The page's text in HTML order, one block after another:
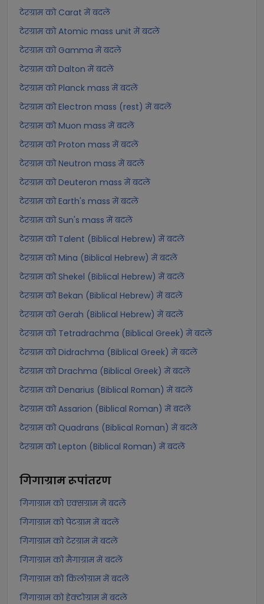
टेरग्राम को Carat में बदलें
टेरग्राम को Atomic mass unit में बदलें
टेरग्राम को Gamma में बदलें
टेरग्राम को Dalton में बदलें
टेरग्राम को Planck mass में बदलें
टेरग्राम को Electron mass (rest) में बदलें
टेरग्राम को Muon mass में बदलें
टेरग्राम को Proton mass में बदलें
टेरग्राम को Neutron mass में बदलें
टेरग्राम को Deuteron mass में बदलें
टेरग्राम को Earth's mass में बदलें
टेरग्राम को Sun's mass में बदलें
टेरग्राम को Talent (Biblical Hebrew) में बदलें
टेरग्राम को Mina (Biblical Hebrew) में बदलें
टेरग्राम को Shekel (Biblical Hebrew) में बदलें
टेरग्राम को Bekan (Biblical Hebrew) में बदलें
टेरग्राम को Gerah (Biblical Hebrew) में बदलें
टेरग्राम को Tetradrachma (Biblical Greek) में बदलें
टेरग्राम को Didrachma (Biblical Greek) में बदलें
टेरग्राम को Drachma (Biblical Greek) में बदलें
टेरग्राम को Denarius (Biblical Roman) में बदलें
टेरग्राम को Assarion (Biblical Roman) में बदलें
टेरग्राम को Quadrans (Biblical Roman) में बदलें
टेरग्राम को Lepton (Biblical Roman) में बदलें
गिगाग्रामरूपांतरण
गिगाग्राम को एक्सग्राम में बदलें
गिगाग्राम को पेटग्राम में बदलें
गिगाग्राम को टेरग्राम में बदलें
गिगाग्राम को मैगाग्राम में बदलें
गिगाग्राम को किलोग्राम में बदलें
गिगाग्राम को हेक्टोग्राम में बदलें